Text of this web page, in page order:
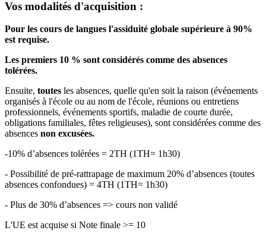
Vos modalités d'acquisition :
Pour les cours de langues l'assiduité globale supérieure à 90%
est requise.
Les premiers 10 % sont considérés comme des absences
tolérées.
Ensuite, toutes les absences, quelle qu'en soit la raison (événements
organisés à l'école ou au nom de l'école, réunions ou entretiens
professionnels, événements sportifs, maladie de courte durée,
obligations familiales, fêtes religieuses), sont considérées comme des
absences non excusées.
-10% d’absences tolérées = 2TH (1TH= 1h30)
- Possibilité de pré-rattrapage de maximum 20% d’absences (toutes
absences confondues) = 4TH (1TH= 1h30)
- Plus de 30% d’absences => cours non validé
L'UE est acquise si Note finale >= 10